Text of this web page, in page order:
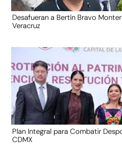
Desafueran a Bertín Bravo
Veracruz
Plan Integral para Combatir
CDMX